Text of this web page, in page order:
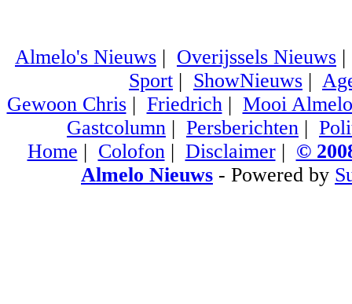
Almelo's Nieuws | Overijssels Nieuws
Sport | ShowNieuws |
Gewoon Chris| Friedrich| Mooi Almelo
Gastcolumn | Persberichten |
Home | Colofon| Disclaimer| ©
Almelo Nieuws - Powered by